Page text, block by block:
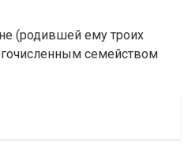
(родившей ему троих
семейством